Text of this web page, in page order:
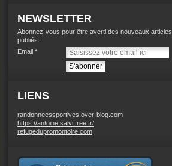
NEWSLETTER
Abonnez-vous pour être averti des nouveaux articles
publiés.
Email
LIENS
randonneessportives.over-blog.com
https://antoine.salvi.free.fr/
refugedupromontoire.com